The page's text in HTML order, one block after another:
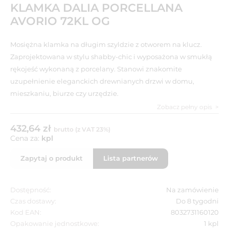
KLAMKA DALIA PORCELLANA
AVORIO 72KL OG
Mosiężna klamka na długim szyldzie z otworem na klucz.
Zaprojektowana w stylu shabby-chic i wyposażona w smukłą
rękojeść wykonaną z porcelany. Stanowi znakomite
uzupełnienie eleganckich drewnianych drzwi w domu,
mieszkaniu, biurze czy urzędzie.
Zobacz pełny opis
432,64 zł brutto (z VAT 23%)
Cena za: kpl
Zapytaj o produkt Lista partnerów
Dostępność:
Na zamówienie
Czas dostawy:
Do 8 tygodni
Kod EAN:
8032731160120
Opakowanie jednostkowe:
1 kpl